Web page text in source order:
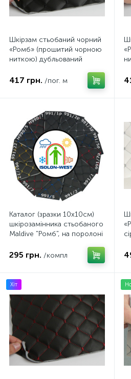
Шкірзам стьобаний чорний
«Ромб» (прошитий чорною
ниткою) дубльований
ширина 1,35м
417 грн. /пог. м
Каталог (зразки 10х10см)
шкірозамінника стьобаного
Maldive "Ромб", на поролоні
295 грн. /компл
Хіт